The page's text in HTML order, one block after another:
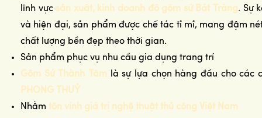
lĩnh vực sản xuất, kinh doanh đồ gốm sứ Bát Tràng. Sự
và hiện đại, sản phẩm được chế tác tỉ mỉ, mang đậm
chất lượng bền đẹp theo thời gian.
Sản phẩm phục vụ nhu cầu gia dụng trang trí
Gốm Sứ Thành Tâm là sự lựa chọn hàng đầu cho các
PHONG THUỶ
Nhằm tôn vinh giá trị nghệ thuật thủ công Việt Nam